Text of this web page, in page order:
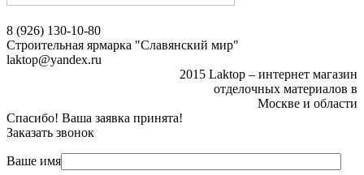
8 (926) 130-10-80
Строительная ярмарка "Славянский мир"
laktop@yandex.ru
2015 Laktop – интернет магазин
отделочных материалов в
Москве и области
Спасибо! Ваша заявка принята!
Заказать звонок
Ваше имя